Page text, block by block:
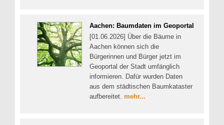
Aachen: Baumdaten im Geoportal
[01.06.2026] Über die Bäume in
Aachen können sich die
Bürgerinnen und Bürger jetzt im
Geoportal der Stadt umfänglich
informieren. Dafür wurden Daten
aus dem städtischen Baumkataster
aufbereitet. mehr...